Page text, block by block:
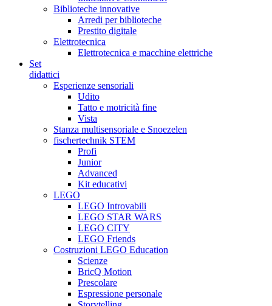
Biblioteche innovative
Arredi per biblioteche
Prestito digitale
Elettrotecnica
Elettrotecnica e macchine elettriche
Set
didattici
Esperienze sensoriali
Udito
Tatto e motricità fine
Vista
Stanza multisensoriale e Snoezelen
fischertechnik STEM
Profi
Junior
Advanced
Kit educativi
LEGO
LEGO Introvabili
LEGO STAR WARS
LEGO CITY
LEGO Friends
Costruzioni LEGO Education
Scienze
BricQ Motion
Prescolare
Espressione personale